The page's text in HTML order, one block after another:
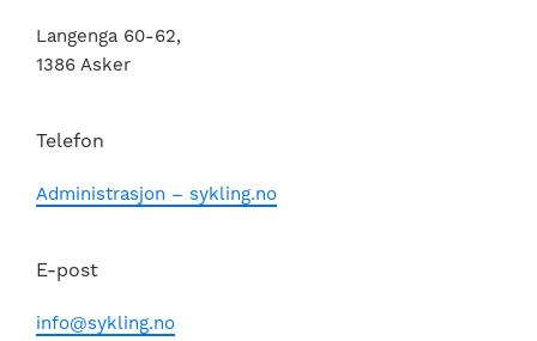
Langenga 60-62,
1386 Asker
Telefon
Administrasjon – sykling.no
E-post
info@sykling.no